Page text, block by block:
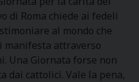
di Roma chiede ai fedeli
al mondo che
manifesta attraverso
Una Giornata forse non
dai cattolici. Vale la pena,